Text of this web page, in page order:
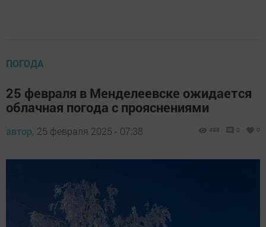
ПОГОДА
25 февраля в Менделеевске ожидается
облачная погода с прояснениями
автор, 25 февраля 2025 - 07:38 498 0 0